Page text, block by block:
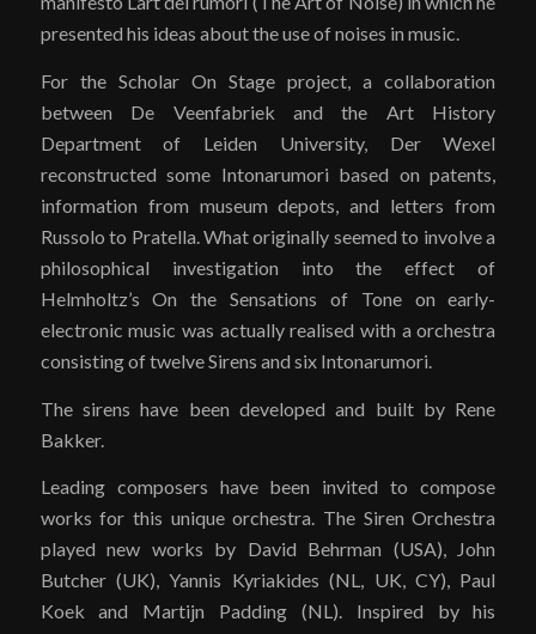
presented his ideas about the use of noises in music.
For the Scholar On Stage project, a collaboration
between De Veenfabriek and the Art History
Department of Leiden University, Der Wexel
reconstructed some Intonarumori based on patents,
information from museum depots, and letters from
Russolo to Pratella. What originally seemed to involve a
philosophical investigation into the effect of
Helmholtz’s On the Sensations of Tone on early-
electronic music was actually realised with a orchestra
consisting of twelve Sirens and six Intonarumori.
The sirens have been developed and built by Rene
Bakker.
Leading composers have been invited to compose
works for this unique orchestra. The Siren Orchestra
played new works by David Behrman (USA), John
Butcher (UK), Yannis Kyriakides (NL, UK, CY), Paul
Koek and Martijn Padding (NL). Inspired by his